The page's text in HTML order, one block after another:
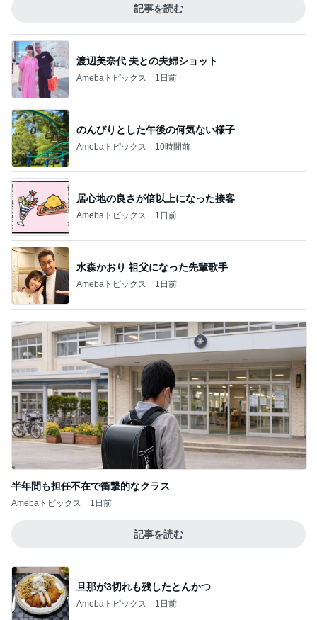
記事を読む
渡辺美奈代 夫との夫婦ショット
Amebaトピックス 1日前
のんびりとした午後の何気ない様子
Amebaトピックス 10時間前
居心地の良さが倍以上になった接客
Amebaトピックス 1日前
水森かおり 祖父になった先輩歌手
Amebaトピックス 1日前
半年間も担任不在で衝撃的なクラス
Amebaトピックス 1日前
記事を読む
旦那が3切れも残したとんかつ
Amebaトピックス 1日前